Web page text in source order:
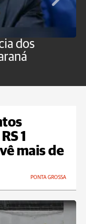
dos
1
mais de
PONTA GROSSA